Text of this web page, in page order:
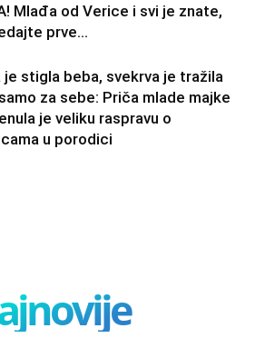
Mlađa od Verice i svi je znate,
prve...
je stigla beba, svekrva je tražila
za sebe: Priča mlade majke
je veliku raspravu o
u porodici